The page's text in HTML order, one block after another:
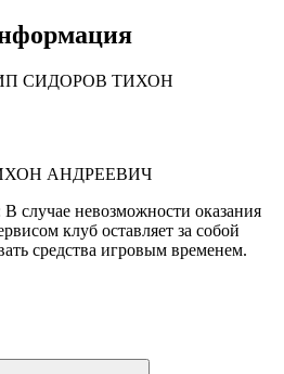
СИДОРОВ ТИХОН
АНДРЕЕВИЧ
В случае невозможности оказания
клуб оставляет за собой
средства игровым временем.